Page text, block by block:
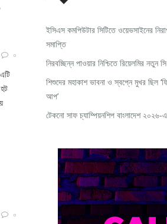
০
০
ইসিএস কমপিউটার সিটিতে ওয়েভসাইনের
সমাপ্তি
নিরবচ্ছিন্ন পাওয়ার নিশ্চিতে রিয়েলমির নতুন
শিশুদের মহাকাশ ভাবনা ও স্বপ্নে মুখর ছিল
আপ’
টেকনো সাফ চ্যাম্পিয়নশিপ বাংলাদেশ